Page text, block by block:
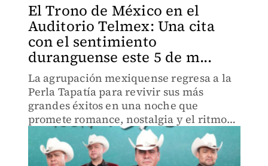
El Trono de México en el
Auditorio Telmex: Una cita
con el sentimiento
duranguense este 5 de m...
La agrupación mexiquense regresa a la
Perla Tapatía para revivir sus más
grandes éxitos en una noche que
promete romance, nostalgia y el ritmo
inconfundible de Everardo Ávila.